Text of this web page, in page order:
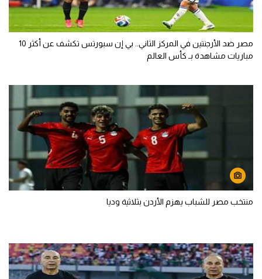
مصر ضد الأرجنتين في المركز الثاني.. بي إن سبورتس تكشف عن أكثر 10
مباريات مشاهدة بـ كأس العالم
منتخب مصر للشباب يهزم الأردن بثلاثية وديا